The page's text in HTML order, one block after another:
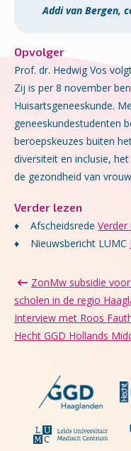
Addi van Bergen,
Opvolger
Prof. dr. Hedwig Vos
Zij is per 8 november
Huisartsgeneeskunde.
geneeskundestudenten
beroepskeuzes buiten
diversiteit en inclusie,
de gezondheid van
Verder lezen
♦ Afscheidsrede
♦ Nieuwsbericht LUMC
ZonMw subsidie
scholen in de regio
Interview met Roos
Hecht GGD Hollands